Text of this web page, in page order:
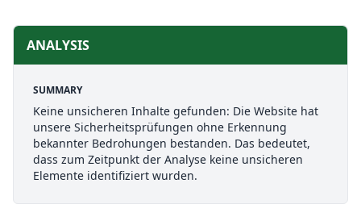
ANALYSIS
SUMMARY
Keine unsicheren Inhalte gefunden: Die Website hat
unsere Sicherheitsprüfungen ohne Erkennung
bekannter Bedrohungen bestanden. Das bedeutet,
dass zum Zeitpunkt der Analyse keine unsicheren
Elemente identifiziert wurden.